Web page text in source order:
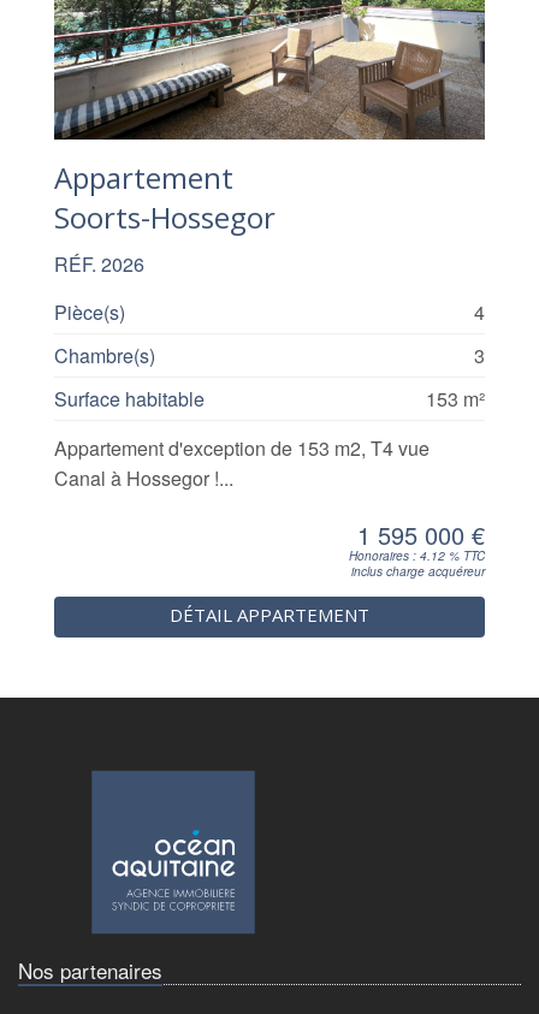
Appartement
Soorts-Hossegor
RÉF. 2026
Pièce(s)
4
Chambre(s)
3
Surface habitable
153 m²
Appartement d'exception de 153 m2, T4 vue
Canal à Hossegor !...
1 595 000 €
Honoraires : 4.12 % TTC
inclus charge acquéreur
DÉTAIL APPARTEMENT
Nos partenaires